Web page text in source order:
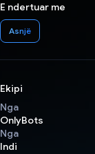
E ndertuar me
Asnjë
Ekipi
Nga
OnlyBots
Nga
Indi